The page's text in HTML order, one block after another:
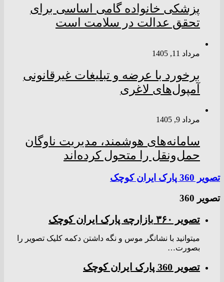
پزشکی خانواده گامی اساسی برای
تحقق عدالت در سلامت است
مرداد 11, 1405
برخورد با عرضه و تبلیغات غیرقانونی
آمپول‌های لاغری
مرداد 9, 1405
سامانه‌های هوشمند، مدیریت ناوگان
حمل‌ونقل را متحول کرده‌اند
تصویر 360 پارک ایران کوچک
تصویر 360
تصویر ۳۶۰ بازارچه پارک ایران کوچک
میتوانید با نشانگر موس و نگه داشتن دکمه کلیک تصویر را
بصورت…
تصویر 360 پارک ایران کوچک